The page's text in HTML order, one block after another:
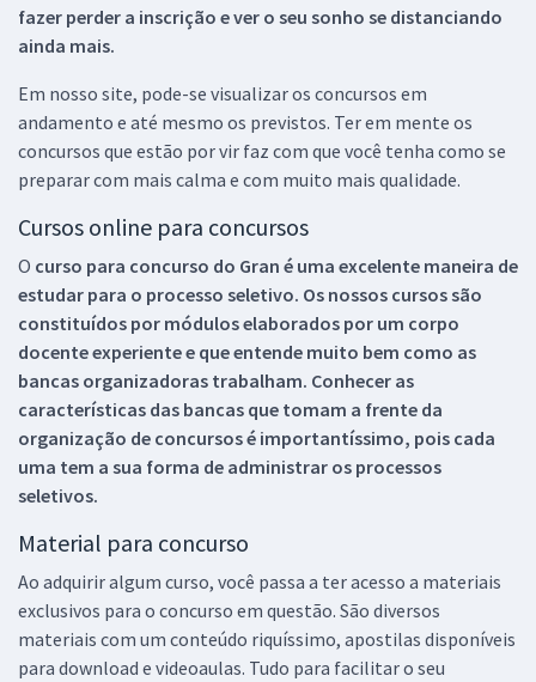
fazer perder a inscrição e ver o seu sonho se distanciando
ainda mais.
Em nosso site, pode-se visualizar os concursos em
andamento e até mesmo os previstos. Ter em mente os
concursos que estão por vir faz com que você tenha como se
preparar com mais calma e com muito mais qualidade.
Cursos online para concursos
O curso para concurso do Gran é uma excelente maneira de
estudar para o processo seletivo. Os nossos cursos são
constituídos por módulos elaborados por um corpo
docente experiente e que entende muito bem como as
bancas organizadoras trabalham. Conhecer as
características das bancas que tomam a frente da
organização de concursos é importantíssimo, pois cada
uma tem a sua forma de administrar os processos
seletivos.
Material para concurso
Ao adquirir algum curso, você passa a ter acesso a materiais
exclusivos para o concurso em questão. São diversos
materiais com um conteúdo riquíssimo, apostilas disponíveis
para download e videoaulas. Tudo para facilitar o seu